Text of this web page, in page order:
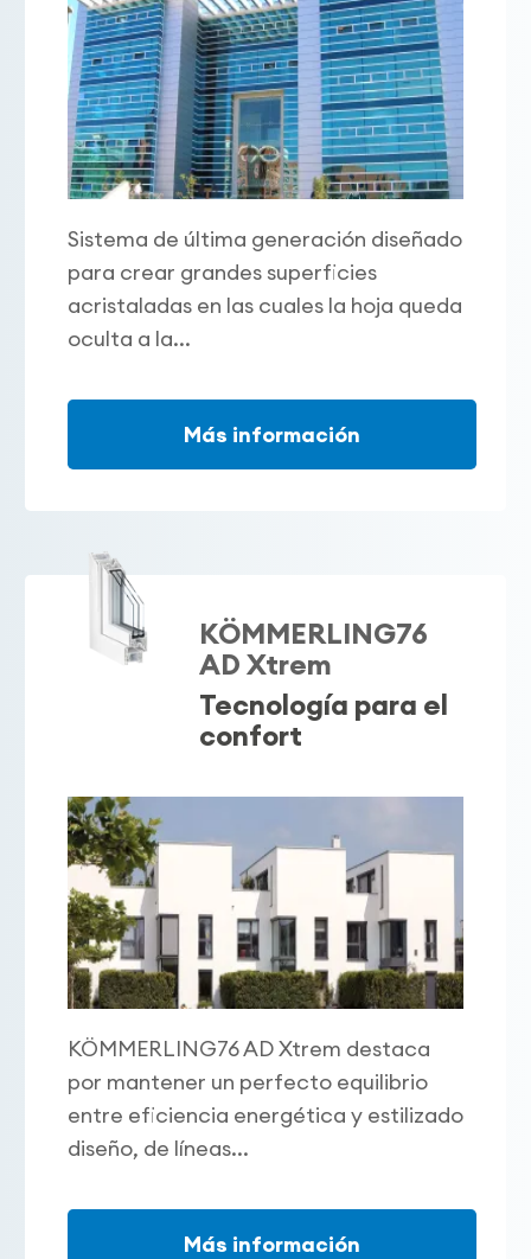
Sistema de última generación diseñado
para crear grandes superficies
acristaladas en las cuales la hoja queda
oculta a la...
Más información
KÖMMERLING76
AD Xtrem
Tecnología para el
confort
KÖMMERLING76 AD Xtrem destaca
por mantener un perfecto equilibrio
entre eficiencia energética y estilizado
diseño, de líneas...
Más información